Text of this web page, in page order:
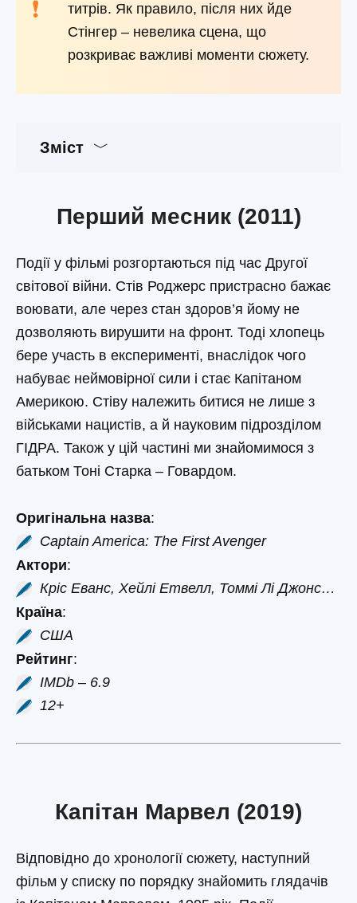
титрів. Як правило, після них йде
Стінгер – невелика сцена, що
розкриває важливі моменти сюжету.
Зміст
Перший месник (2011)
Події у фільмі розгортаються під час Другої
світової війни. Стів Роджерс пристрасно бажає
воювати, але через стан здоров’я йому не
дозволяють вирушити на фронт. Тоді хлопець
бере участь в експерименті, внаслідок чого
набуває неймовірної сили і стає Капітаном
Америкою. Стіву належить битися не лише з
військами нацистів, а й науковим підрозділом
ГІДРА. Також у цій частині ми знайомимося з
батьком Тоні Старка – Говардом.
Оригінальна назва:
Captain America: The First Avenger
Актори:
Кріс Еванс, Хейлі Етвелл, Томмі Лі Джонс…
Країна:
США
Рейтинг:
IMDb – 6.9
12+
Капітан Марвел (2019)
Відповідно до хронології сюжету, наступний
фільм у списку по порядку знайомить глядачів